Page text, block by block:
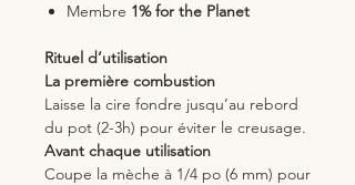
Membre 1% for the Planet
Rituel d’utilisation
La première combustion
Laisse la cire fondre jusqu’au rebord
du pot (2-3h) pour éviter le creusage.
Avant chaque utilisation
Coupe la mèche à 1/4 po (6 mm) pour